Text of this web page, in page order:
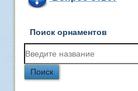
Поиск орнаментов